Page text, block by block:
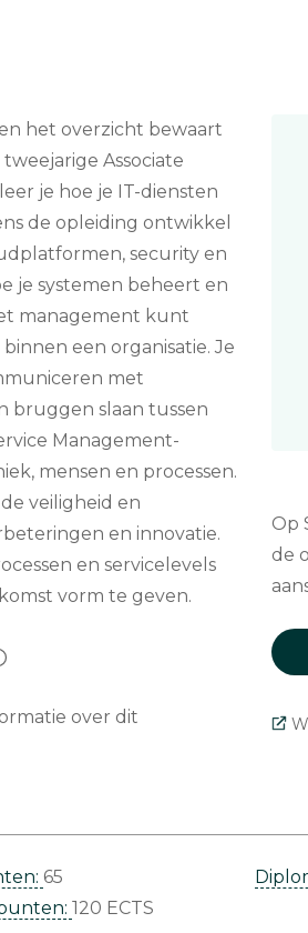
het overzicht bewaart
Associate
je hoe je IT-diensten
de opleiding ontwikkel
security en
je systemen beheert en
management kunt
een organisatie. Je
met
bruggen slaan tussen
Management-
mensen en processen.
veiligheid en
en innovatie.
en servicelevels
vorm te geven.
over dit
Op
de
65
120 ECTS